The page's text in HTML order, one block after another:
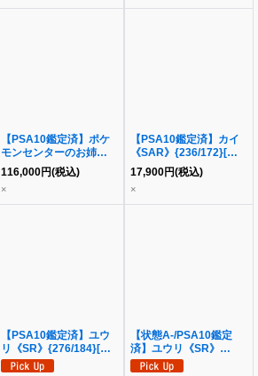
【PSA10鑑定済】ポケ
モンセンターのお姉さん
(1ED)《SR》{086/080}
[その他]
116,000円(税込)
×
【PSA10鑑定済】カイ
《SAR》{236/172}[そ
の他]
17,900円(税込)
×
【PSA10鑑定済】ユウ
リ《SR》{276/184}[そ
の他]
【状態A-/PSA10鑑定
済】ユウリ《SR》
{276/184}[その他]